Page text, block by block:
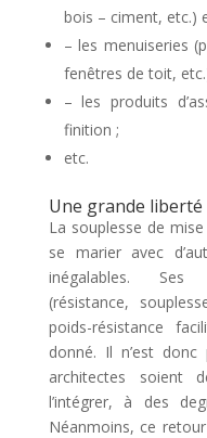
bois – ciment, etc.)
– les menuiseries
fenêtres de toit,
– les produits
finition ;
etc.
Une grande
La souplesse de
se marier avec
inégalables. Ses
(résistance,
poids-résistance
donné. Il n’est donc
architectes soient
l’intégrer, à des
Néanmoins, ce